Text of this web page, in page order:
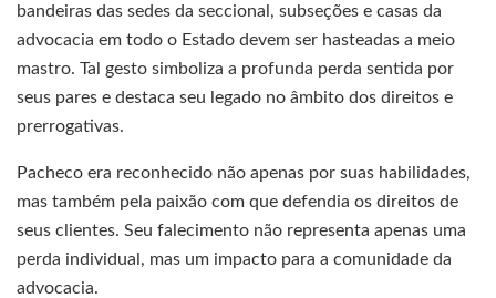
bandeiras das sedes da seccional, subseções e casas da
advocacia em todo o Estado devem ser hasteadas a meio
mastro. Tal gesto simboliza a profunda perda sentida por
seus pares e destaca seu legado no âmbito dos direitos e
prerrogativas.
Pacheco era reconhecido não apenas por suas habilidades,
mas também pela paixão com que defendia os direitos de
seus clientes. Seu falecimento não representa apenas uma
perda individual, mas um impacto para a comunidade da
advocacia.